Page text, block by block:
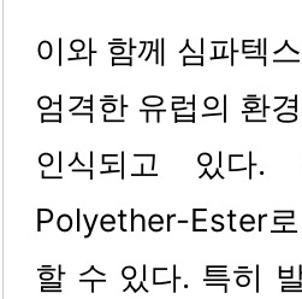
이와 함께 심파텍
엄격한 유럽의 환
인식되고 있다.
Polyether-Ester
할 수 있다. 특히